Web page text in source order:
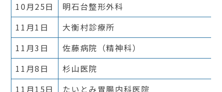
10月25日
明石台整形外科
11月1日
大衡村診療所
11月3日
佐藤病院（精神科）
11月8日
杉山医院
11月15日
たいとみ胃腸内科医院